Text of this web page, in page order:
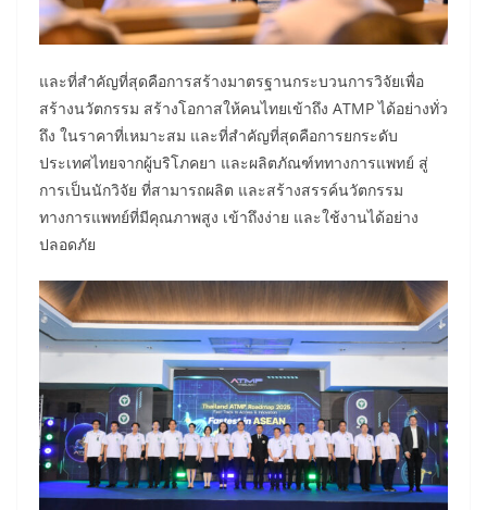
และที่สำคัญที่สุดคือการสร้างมาตรฐานกระบวนการวิจัยเพื่อ
สร้างนวัตกรรม สร้างโอกาสให้คนไทยเข้าถึง ATMP ได้อย่างทั่ว
ถึง ในราคาที่เหมาะสม และที่สำคัญที่สุดคือการยกระดับ
ประเทศไทยจากผู้บริโภคยา และผลิตภัณฑ์ททางการแพทย์ สู่
การเป็นนักวิจัย ที่สามารถผลิต และสร้างสรรค์นวัตกรรม
ทางการแพทย์ที่มีคุณภาพสูง เข้าถึงง่าย และใช้งานได้อย่าง
ปลอดภัย